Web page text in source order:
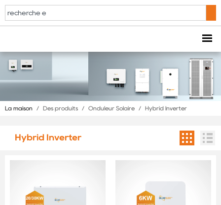
La maison / Des produits / Onduleur Solaire / Hybrid Inverter
Hybrid Inverter